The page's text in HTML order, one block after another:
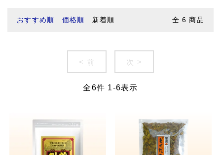
おすすめ順 価格順 新着順 全 6 商品
< 前 次 >
全6件 1-6表示